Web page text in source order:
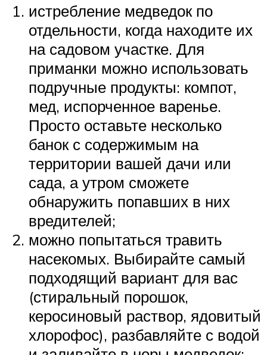
истребление медведок по
отдельности, когда находите их
на садовом участке. Для
приманки можно использовать
подручные продукты: компот,
мед, испорченное варенье.
Просто оставьте несколько
банок с содержимым на
территории вашей дачи или
сада, а утром сможете
обнаружить попавших в них
вредителей;
можно попытаться травить
насекомых. Выбирайте самый
подходящий вариант для вас
(стиральный порошок,
керосиновый раствор, ядовитый
хлорофос), разбавляйте с водой